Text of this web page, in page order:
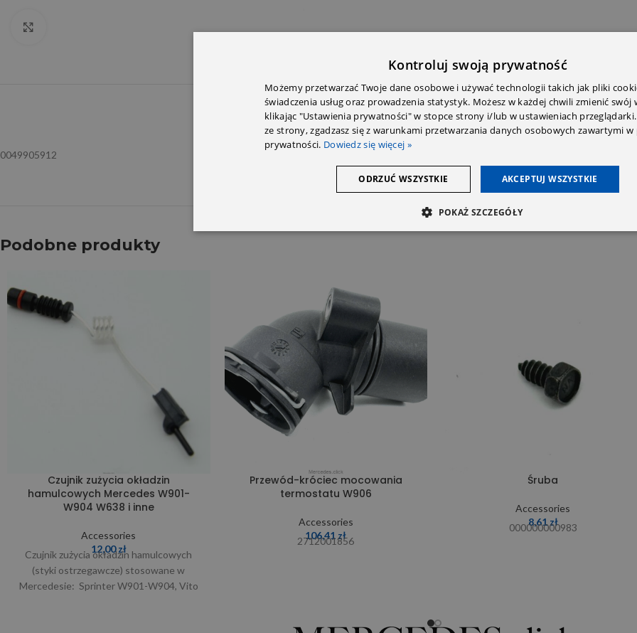
INFORMACJE DODATKOWEOPINIE (0)PRZECZYTAJ PRZED
0049905912
Podobne produkty
Czujnik zużycia okładzin
hamulcowych Mercedes W901-
W904 W638 i inne
Accessories
12,00zł
Czujnik zużycia okładzin hamulcowych
(styki ostrzegawcze) stosowane w
Mercedesie: Sprinter W901-W904, Vito
Przewód-króciec mocowania
termostatu W906
Accessories
106,41 zł
2712001856
Śruba
Accessories
8,61 zł
000000000983
Kontroluj swoją prywatność
Możemy przetwarzać Twoje dane osobowe i używać technologii takich jak pliki
świadczenia usług oraz prowadzenia statystyk. Możesz w każdej chwili zmienić swój
klikając "Ustawienia prywatności" w stopce strony i/lub w ustawieniach
ze strony, zgadzasz się z warunkami przetwarzania danych osobowych zawartymi
prywatności. Dowiedz się więcej »
AKCEPTUJ WSZYSTKIE
ODRZUĆ WSZYSTKIE
POKAŻ SZCZEGÓŁY